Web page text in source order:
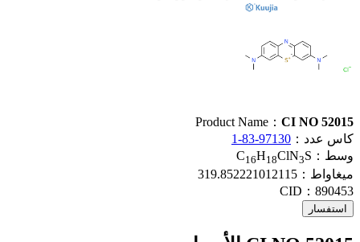
Product Name： CI NO 52015
كاس عدد： 97130-83-1
وسط：
C16H18ClN3S
ميغاواط： 319.852221012115
CID： 890453
استفسار